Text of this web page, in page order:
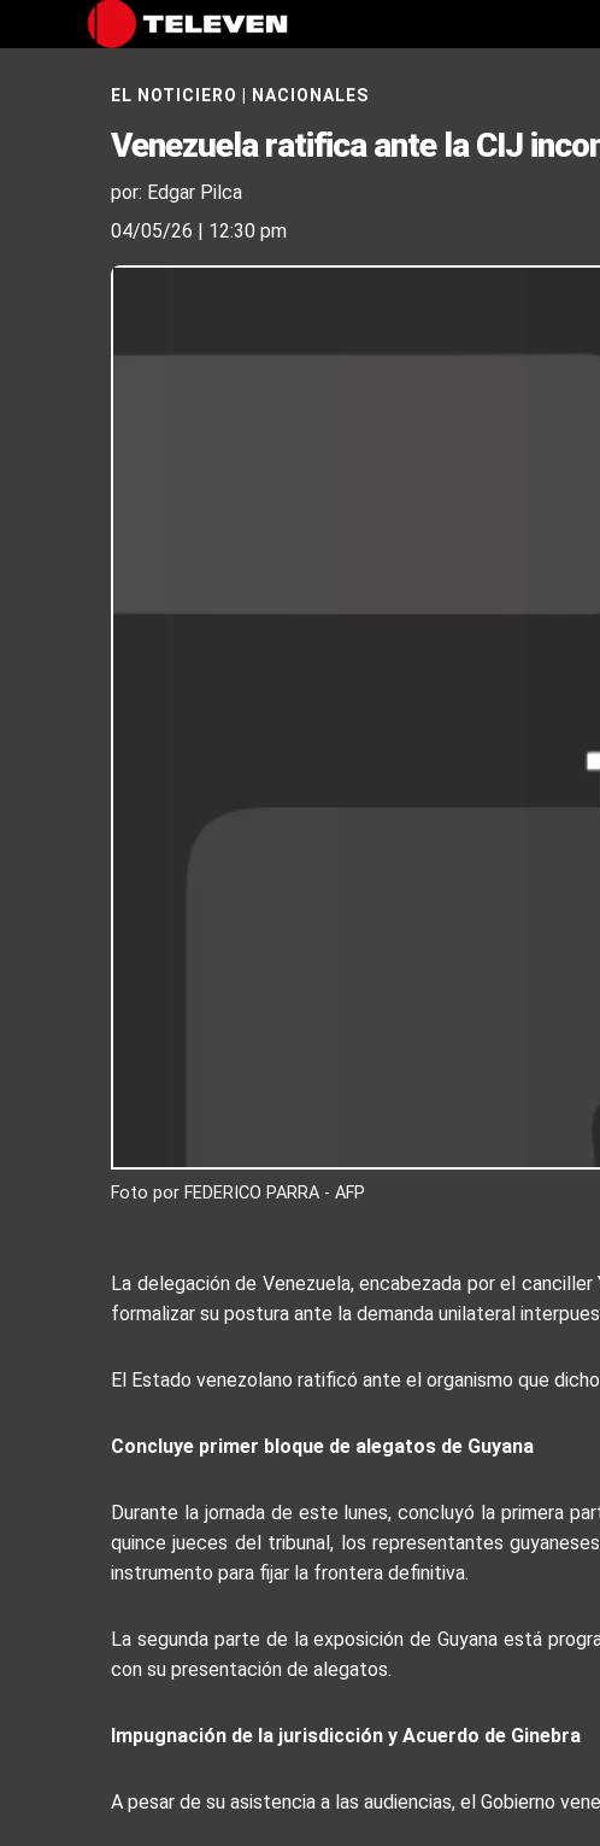
EL NOTICIERO NACIONALES
Venezuela ratifica ante la CIJ
por: Edgar Pilca
04/05/26 | 12:30 pm
Foto por FEDERICO PARRA - AFP
La delegación de Venezuela, encabezada por el
formalizar su postura ante la demanda unilateral
El Estado venezolano ratificó ante el organismo que
Concluye primer bloque de alegatos de Guyana
Durante la jornada de este lunes, concluyó la primera
quince jueces del tribunal, los representantes
instrumento para fijar la frontera definitiva.
La segunda parte de la exposición de Guyana está
con su presentación de alegatos.
Impugnación de la jurisdicción y Acuerdo de Ginebra
A pesar de su asistencia a las audiencias, el Gobierno